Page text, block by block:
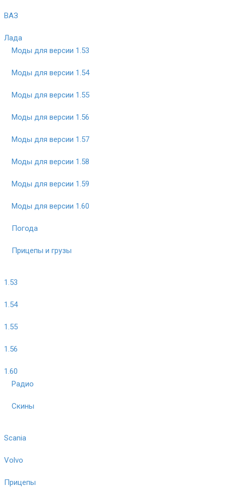
ВАЗ
Лада
Моды для версии 1.53
Моды для версии 1.54
Моды для версии 1.55
Моды для версии 1.56
Моды для версии 1.57
Моды для версии 1.58
Моды для версии 1.59
Моды для версии 1.60
Погода
Прицепы и грузы
1.53
1.54
1.55
1.56
1.60
Радио
Скины
Scania
Volvo
Прицепы